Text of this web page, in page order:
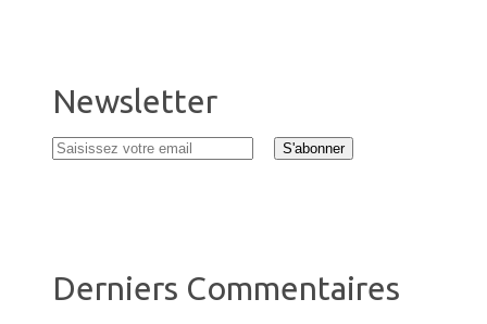
Newsletter
Derniers Commentaires